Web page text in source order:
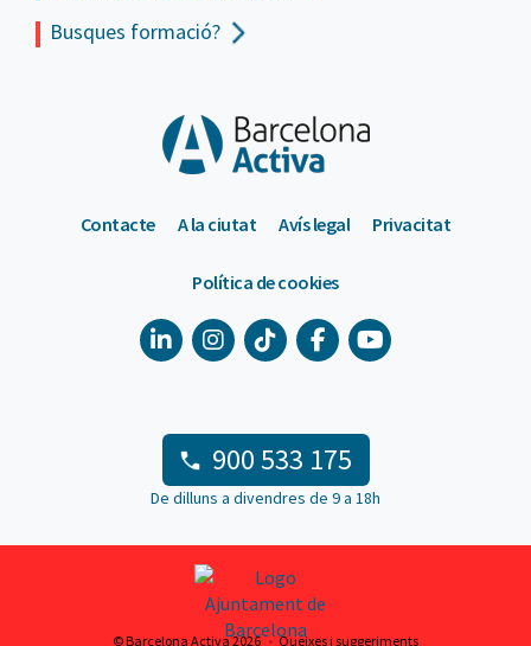
Busques formació?
Contacte A la ciutat Avís legal Privacitat
Política de cookies
900 533 175
De dilluns a divendres de 9 a 18h
© Barcelona Activa 2026 Queixes i suggeriments